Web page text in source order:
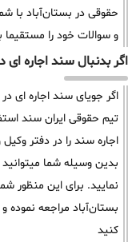
حقوقی در بستان‌آباد با
و سوالات خود را
اگر بدنبال سند اجاره
اگر جویای سند اجاره ای
تیم حقوقی ایران سند
اجاره سند را در دفتر
بدین وسیله شما
نمایید. برای این منظور
بستان‌آباد مراجعه نموده
کنید